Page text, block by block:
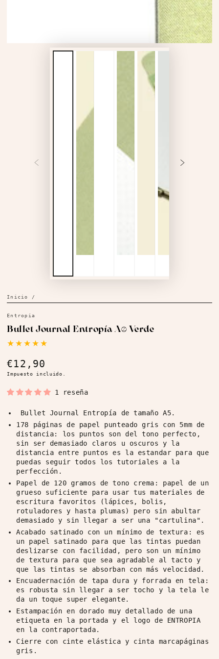
Inicio /
Entropia
Bullet Journal Entropía A5 Verde
Precio
regular
€12,90
Impuesto incluido.
1 reseña
Bullet Journal Entropía de tamaño A5.
178 páginas de papel punteado gris con 5mm de
distancia: los puntos son del tono perfecto,
sin ser demasiado claros u oscuros y la
distancia entre puntos es la estandar para que
puedas seguir todos los tutoriales a la
perfección.
Papel de 120 gramos de tono crema: papel de un
grueso suficiente para usar tus materiales de
escritura favoritos (lápices, bolis,
rotuladores y hasta plumas) pero sin abultar
demasiado y sin llegar a ser una "cartulina".
Acabado satinado con un mínimo de textura: es
un papel satinado para que las tintas puedan
deslizarse con facilidad, pero son un mínimo
de textura para que sea agradable al tacto y
que las tintas se absorban con más velocidad.
Encuadernación de tapa dura y forrada en tela:
es robusta sin llegar a ser tocho y la tela le
da un toque super elegante.
Estampación en dorado muy detallado de una
etiqueta en la portada y el logo de ENTROPIA
en la contraportada.
Cierre con cinte elástica y cinta marcapáginas
gris.